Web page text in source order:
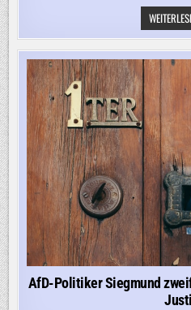
AfD-Politiker Siegmund